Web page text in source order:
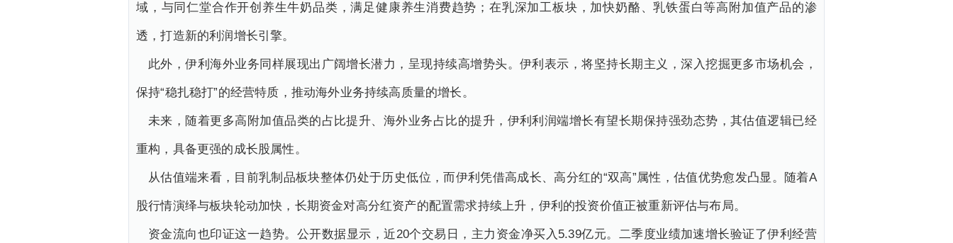
域，与同仁堂合作开创养生牛奶品类，满足健康养生消费趋势；在乳深加工板块，加快奶酪、乳铁蛋白等高附加值产品的渗
透，打造新的利润增长引擎。
此外，伊利海外业务同样展现出广阔增长潜力，呈现持续高增势头。伊利表示，将坚持长期主义，深入挖掘更多市场机会，
保持“稳扎稳打”的经营特质，推动海外业务持续高质量的增长。
未来，随着更多高附加值品类的占比提升、海外业务占比的提升，伊利利润端增长有望长期保持强劲态势，其估值逻辑已经
重构，具备更强的成长股属性。
从估值端来看，目前乳制品板块整体仍处于历史低位，而伊利凭借高成长、高分红的“双高”属性，估值优势愈发凸显。随着A
股行情演绎与板块轮动加快，长期资金对高分红资产的配置需求持续上升，伊利的投资价值正被重新评估与布局。
资金流向也印证这一趋势。公开数据显示，近20个交易日，主力资金净买入5.39亿元。二季度业绩加速增长验证了伊利经营